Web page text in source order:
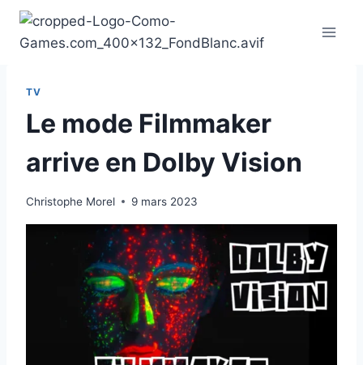
Aller
contenu
TV
Le mode Filmmaker
arrive en Dolby Vision
Christophe Morel 9 mars 2023